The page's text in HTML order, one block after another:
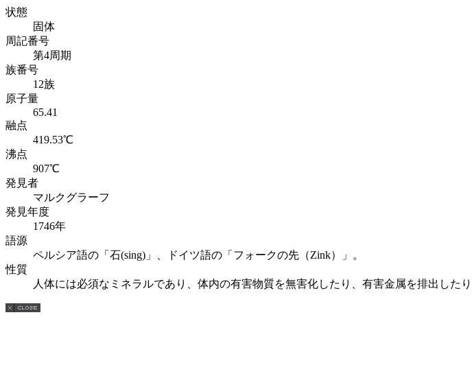
状態
固体
周記番号
第4周期
族番号
12族
原子量
65.41
融点
419.53℃
沸点
907℃
発見者
マルクグラーフ
発見年度
1746年
語源
ペルシア語の「石(sing)」、ドイツ語の「フォークの先（Zink）」。
性質
人体には必須なミネラルであり、体内の有害物質を無害化したり、有害金属を排出した